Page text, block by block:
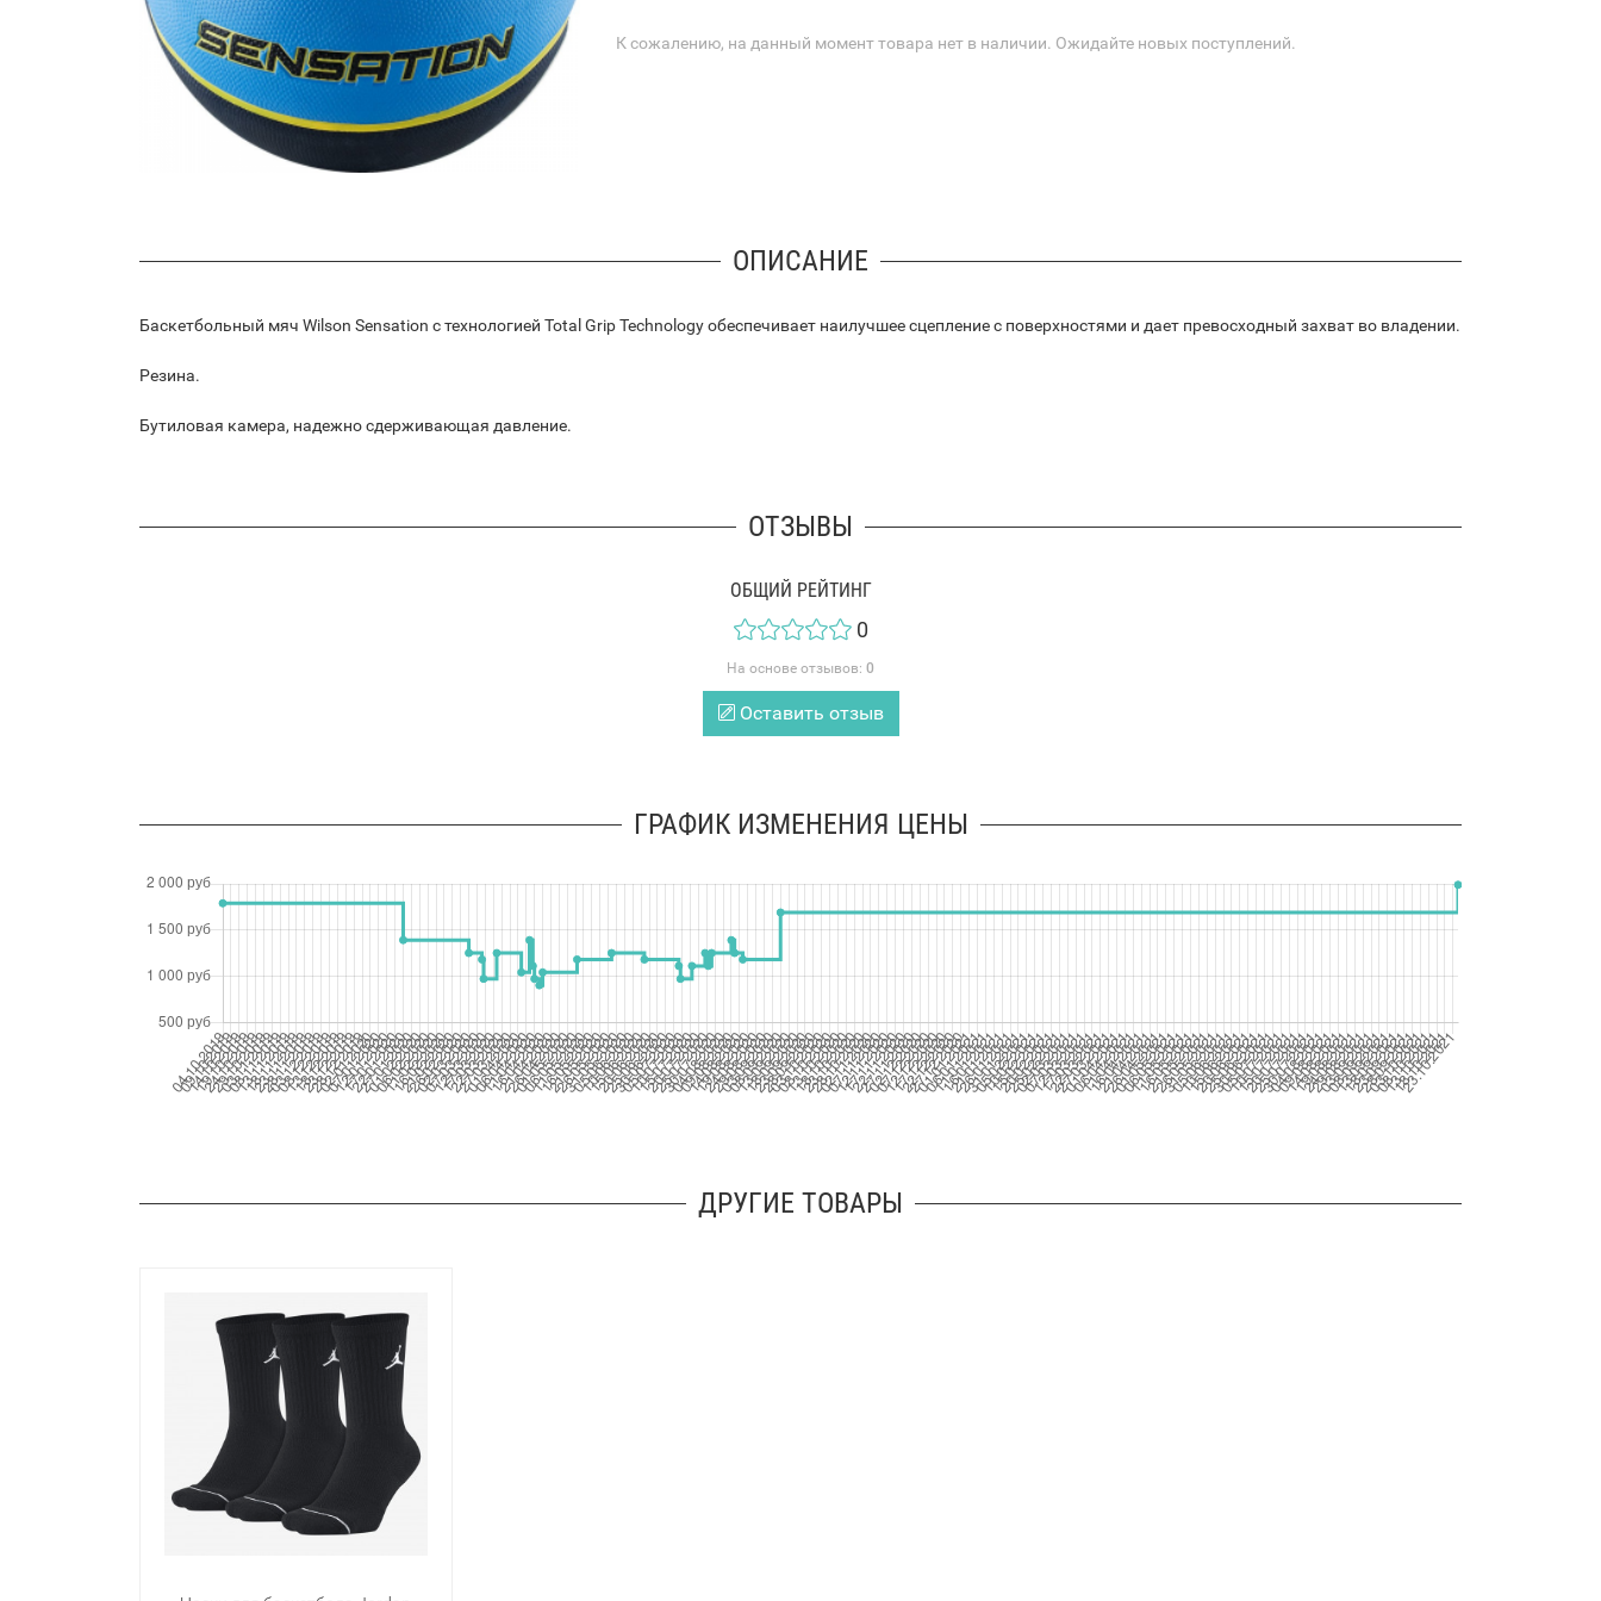
К сожалению, на данный момент товара нет в наличии. Ожидайте новых поступлений.
ОПИСАНИЕ
Баскетбольный мяч Wilson Sensation с технологией Total Grip Technology обеспечивает наилучшее сцепление с поверхностями и дает превосходный захват во владении.
Резина.
Бутиловая камера, надежно сдерживающая давление.
ОТЗЫВЫ
ОБЩИЙ РЕЙТИНГ
0
На основе отзывов: 0
Оставить отзыв
ГРАФИК ИЗМЕНЕНИЯ ЦЕНЫ
ДРУГИЕ ТОВАРЫ